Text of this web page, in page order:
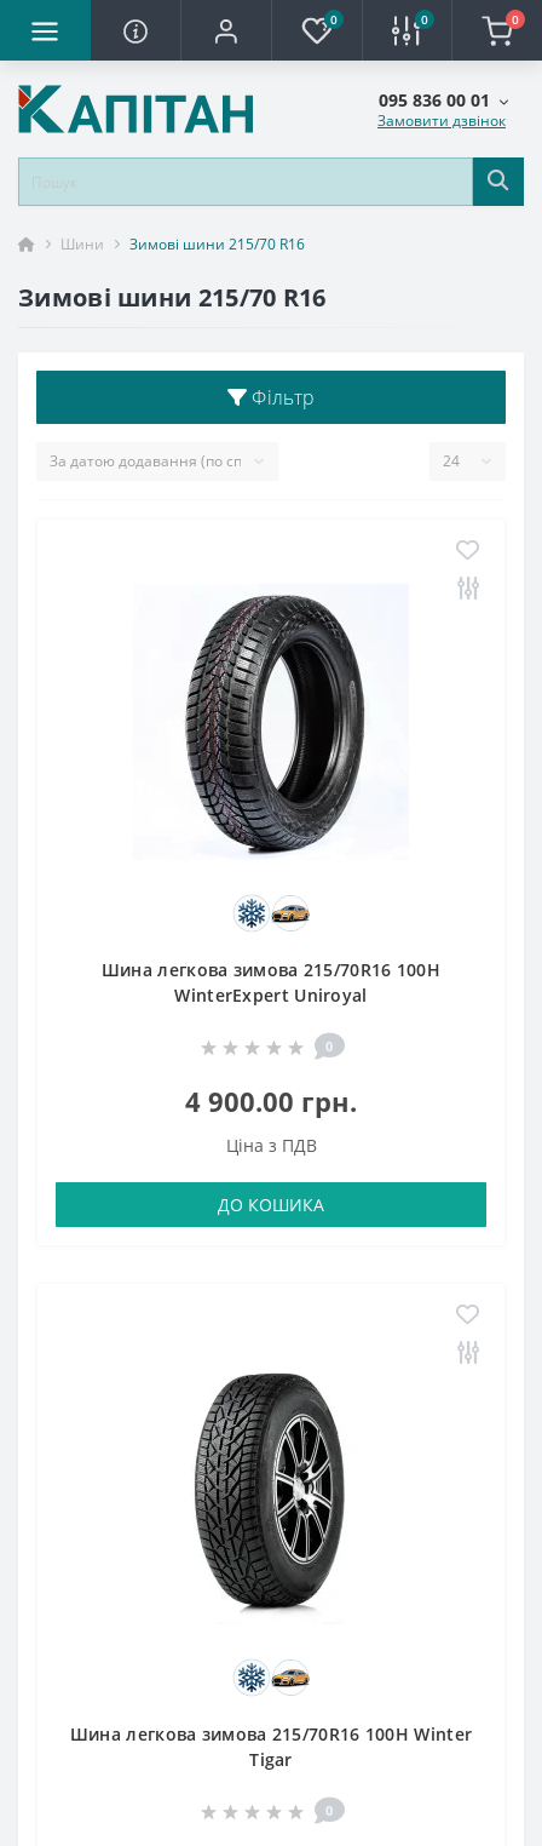
0 0 0
095 836 00 01
Замовити дзвінок
Шини Зимові шини 215/70 R16
Зимові шини 215/70 R16
Фільтр
Шина легкова зимова 215/70R16 100H
WinterExpert Uniroyal
0
4 900.00 грн.
Ціна з ПДВ
ДО КОШИКА
Шина легкова зимова 215/70R16 100H Winter
Tigar
0